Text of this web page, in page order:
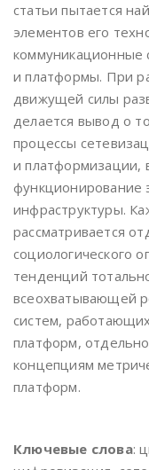
статьи пытается
элементов его
коммуникационные
и платформы. При
движущей силы
делается вывод о
процессы
и платформизации,
функционирование
инфраструктуры.
рассматривается
социологического
тенденций
всеохватывающей
систем,
платформ,
концепциям
платформ.
Ключевые слова: